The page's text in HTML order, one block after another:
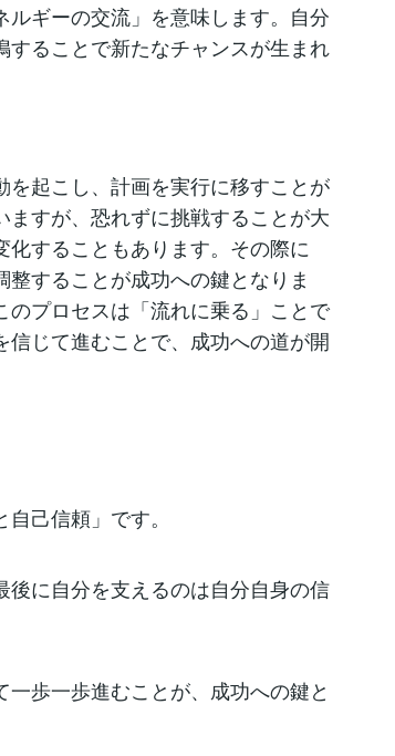
ギーの交流」を意味します。自分
ることで新たなチャンスが生まれ
起こし、計画を実行に移すことが
すが、恐れずに挑戦することが大
することもあります。その際に
することが成功への鍵となりま
プロセスは「流れに乗る」ことで
じて進むことで、成功への道が開
己信頼」です。
後に自分を支えるのは自分自身の信
歩一歩進むことが、成功への鍵と